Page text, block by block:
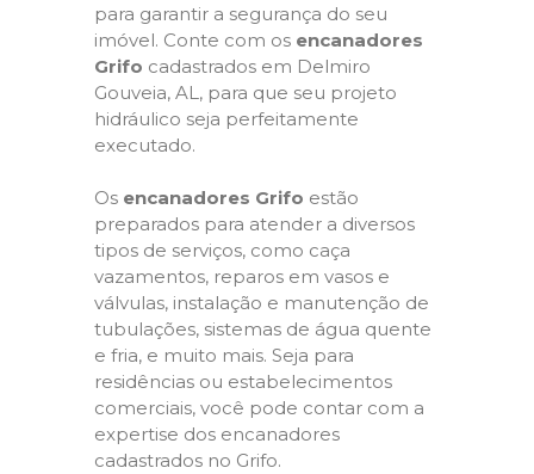
para garantir a segurança do seu
imóvel. Conte com os encanadores
Grifo cadastrados em Delmiro
Gouveia, AL, para que seu projeto
hidráulico seja perfeitamente
executado.
Os encanadores Grifo estão
preparados para atender a diversos
tipos de serviços, como caça
vazamentos, reparos em vasos e
válvulas, instalação e manutenção de
tubulações, sistemas de água quente
e fria, e muito mais. Seja para
residências ou estabelecimentos
comerciais, você pode contar com a
expertise dos encanadores
cadastrados no Grifo.